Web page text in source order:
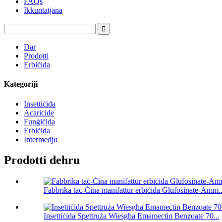
Ikkuntatjana
Dar
Prodotti
Erbiċida
Kategoriji
Insettiċida
Acaricide
Funġiċida
Erbiċida
Intermedju
Prodotti dehru
Fabbrika taċ-Ċina manifattur erbiċida Glufosinate-
Insettiċida Spettruża Wiesgħa Emamectin Benzoate 70...